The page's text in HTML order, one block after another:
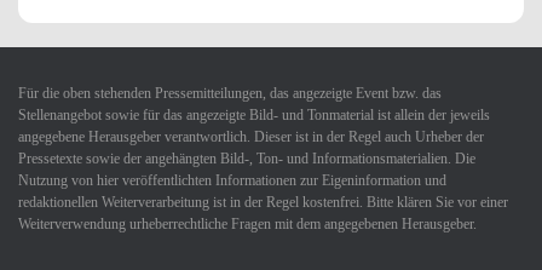
Für die oben stehenden Pressemitteilungen, das angezeigte Event bzw. das
Stellenangebot sowie für das angezeigte Bild- und Tonmaterial ist allein der jeweils
angegebene Herausgeber verantwortlich. Dieser ist in der Regel auch Urheber der
Pressetexte sowie der angehängten Bild-, Ton- und Informationsmaterialien. Die
Nutzung von hier veröffentlichten Informationen zur Eigeninformation und
redaktionellen Weiterverarbeitung ist in der Regel kostenfrei. Bitte klären Sie vor einer
Weiterverwendung urheberrechtliche Fragen mit dem angegebenen Herausgeber.